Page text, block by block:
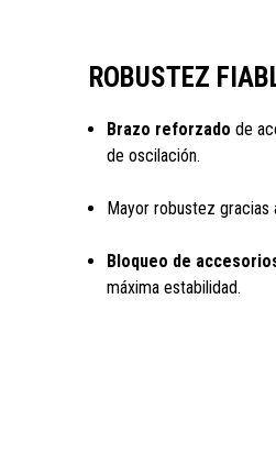
ROBUSTEZ
Brazo reforzado de
de oscilación.
Mayor robustez gracias
Bloqueo de
máxima estabilidad.